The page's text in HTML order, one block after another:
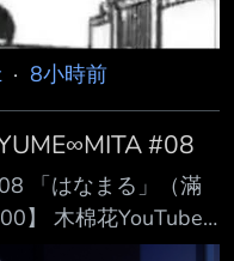
· 8小時前
#08
「はなまる」（滿
】 木棉花YouTube